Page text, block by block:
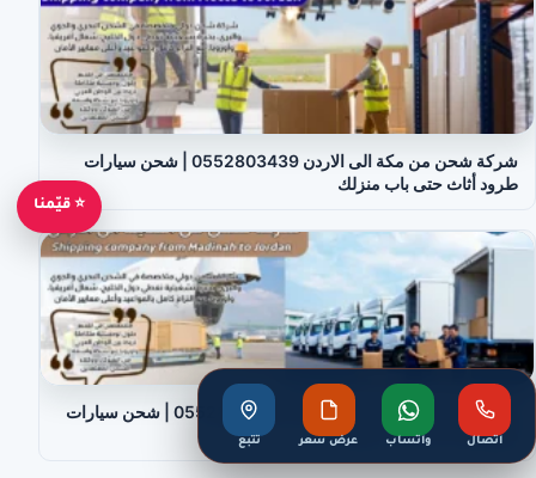
شركة شحن من مكة الى الاردن 0552803439 | شحن سيارات
طرود أثاث حتى باب منزلك
شركة شحن من المدينة الى الاردن 0552803439 | شحن سيارات
طرود أثاث حتى باب منزلك
اتصال واتساب عرض سعر تتبع
⭐ قيّمنا